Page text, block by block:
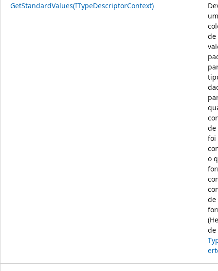
GetStandardValues(ITypeDescriptorContext)
de
de
foi
o
de
de